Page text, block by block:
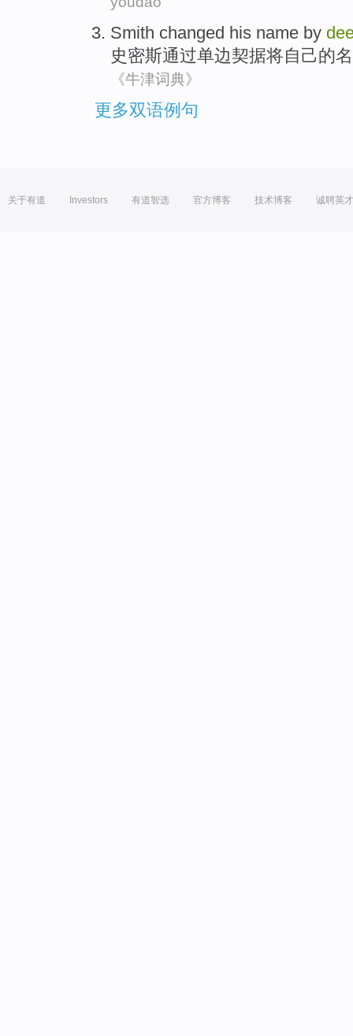
Smith changed his name by
史密斯通过单边契据将自己的
《牛津词典》
更多双语例句
关于有道 Investors 有道智选 官方博客 技术博客 诚聘英才